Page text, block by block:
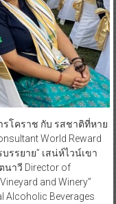
รโคราช กับ รสชาติที่หาย
World Reward
รรยาย” เสน่ห์ไวน์เขา
าวี Director of
and Winery”
Alcoholic Beverages